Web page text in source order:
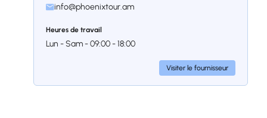
info@phoenixtour.am
Heures de travail
Lun - Sam - 09:00 - 18:00
Visiter le fournisseur